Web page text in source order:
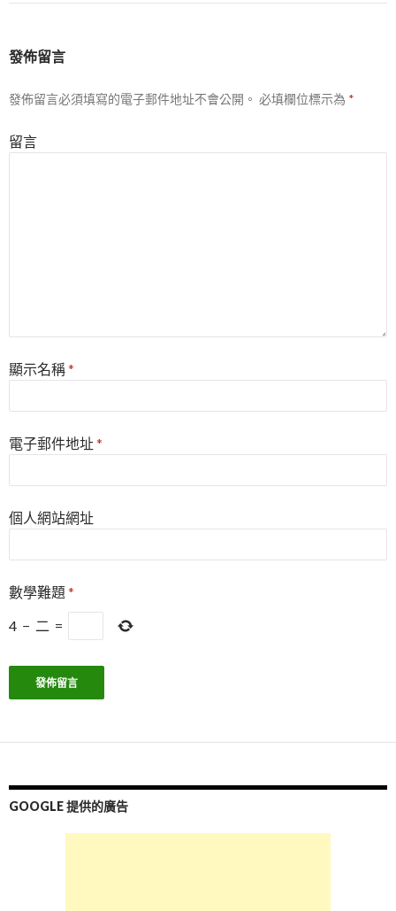
列
發佈留言
發佈留言必須填寫的電子郵件地址不會公開。 必填欄位標示為 *
留言
顯示名稱*
電子郵件地址*
個人網站網址
數學難題*
4 − 二 =
GOOGLE 提供的廣告